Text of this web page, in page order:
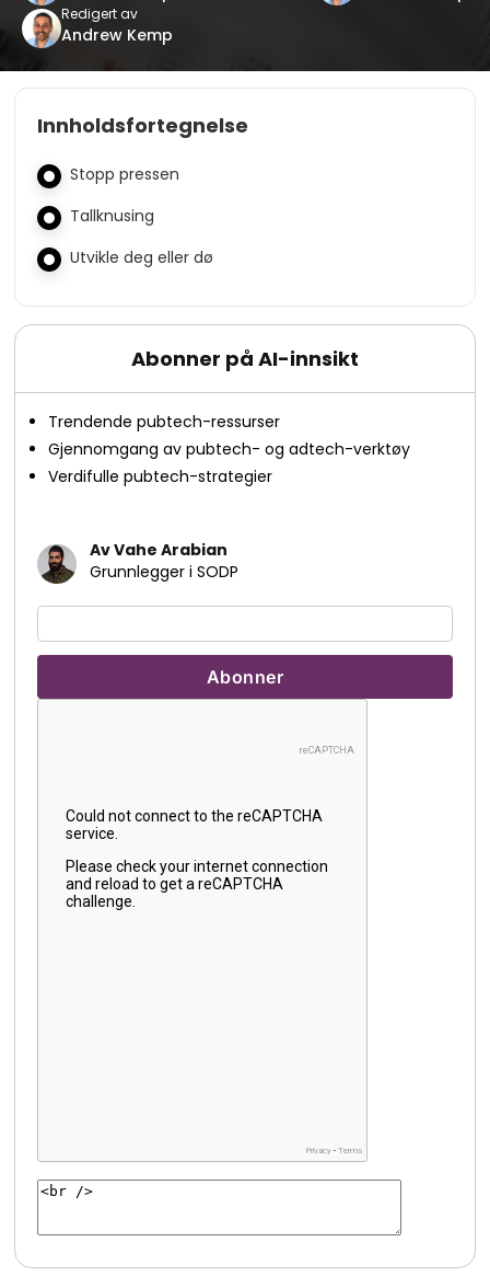
Redigert av
Andrew Kemp
Innholdsfortegnelse
Stopp pressen
Tallknusing
Utvikle deg eller dø
Abonner på AI-innsikt
Trendende pubtech-ressurser
Gjennomgang av pubtech- og adtech-verktøy
Verdifulle pubtech-strategier
Av Vahe Arabian
Grunnlegger i SODP